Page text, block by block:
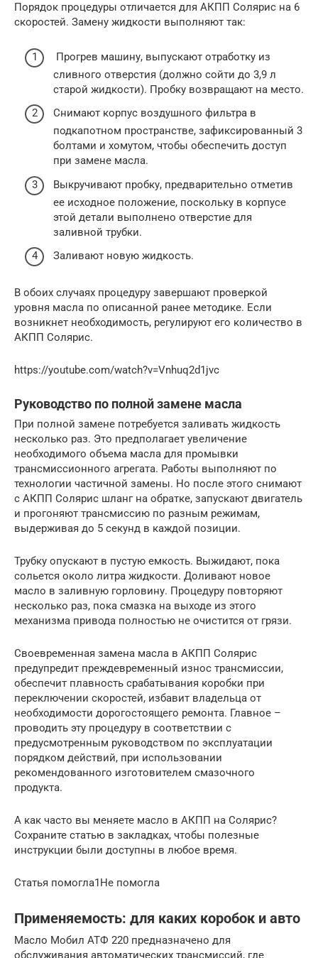
Порядок процедуры отличается для АКПП Солярис на 6
скоростей. Замену жидкости выполняют так:
Прогрев машину, выпускают отработку из
сливного отверстия (должно сойти до 3,9 л
старой жидкости). Пробку возвращают на место.
Снимают корпус воздушного фильтра в
подкапотном пространстве, зафиксированный 3
болтами и хомутом, чтобы обеспечить доступ
при замене масла.
Выкручивают пробку, предварительно отметив
ее исходное положение, поскольку в корпусе
этой детали выполнено отверстие для
заливной трубки.
Заливают новую жидкость.
В обоих случаях процедуру завершают проверкой
уровня масла по описанной ранее методике. Если
возникнет необходимость, регулируют его количество в
АКПП Солярис.
https://youtube.com/watch?v=Vnhuq2d1jvc
Руководство по полной замене масла
При полной замене потребуется заливать жидкость
несколько раз. Это предполагает увеличение
необходимого объема масла для промывки
трансмиссионного агрегата. Работы выполняют по
технологии частичной замены. Но после этого снимают
с АКПП Солярис шланг на обратке, запускают двигатель
и прогоняют трансмиссию по разным режимам,
выдерживая до 5 секунд в каждой позиции.
Трубку опускают в пустую емкость. Выжидают, пока
сольется около литра жидкости. Доливают новое
масло в заливную горловину. Процедуру повторяют
несколько раз, пока смазка на выходе из этого
механизма привода полностью не очистится от грязи.
Своевременная замена масла в АКПП Солярис
предупредит преждевременный износ трансмиссии,
обеспечит плавность срабатывания коробки при
переключении скоростей, избавит владельца от
необходимости дорогостоящего ремонта. Главное –
проводить эту процедуру в соответствии с
предусмотренным руководством по эксплуатации
порядком действий, при использовании
рекомендованного изготовителем смазочного
продукта.
А как часто вы меняете масло в АКПП на Солярис?
Сохраните статью в закладках, чтобы полезные
инструкции были доступны в любое время.
Статья помогла1Не помогла
Применяемость: для каких коробок и авто
Масло Мобил АТФ 220 предназначено для
обслуживания автоматических трансмиссий, где